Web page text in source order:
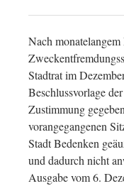
Nach
Stadtrat im
Beschlussvorlage
Zustimmung
vorangegangenen
Stadt Bedenken
und dadurch nicht
Ausgabe vom 6.